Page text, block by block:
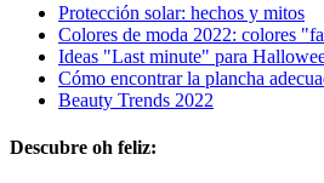
Protección solar: hechos y mitos
Colores de moda 2022: colores
Ideas "Last minute" para
Cómo encontrar la plancha
Beauty Trends 2022
Descubre oh feliz: